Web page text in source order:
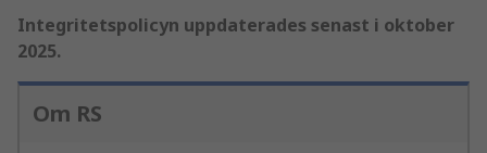
Integritetspolicyn uppdaterades senast i oktober
2025.
Om RS